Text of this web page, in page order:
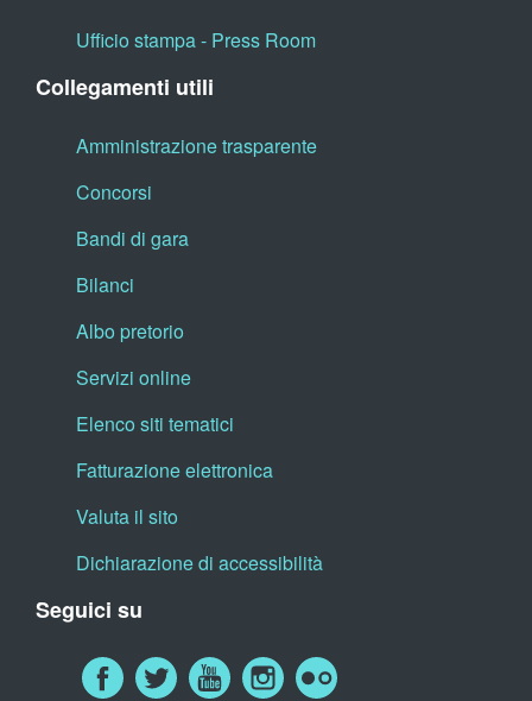
Ufficio stampa - Press Room
Collegamenti utili
Amministrazione trasparente
Concorsi
Bandi di gara
Bilanci
Albo pretorio
Servizi online
Elenco siti tematici
Fatturazione elettronica
Valuta il sito
Dichiarazione di accessibilità
Seguici su